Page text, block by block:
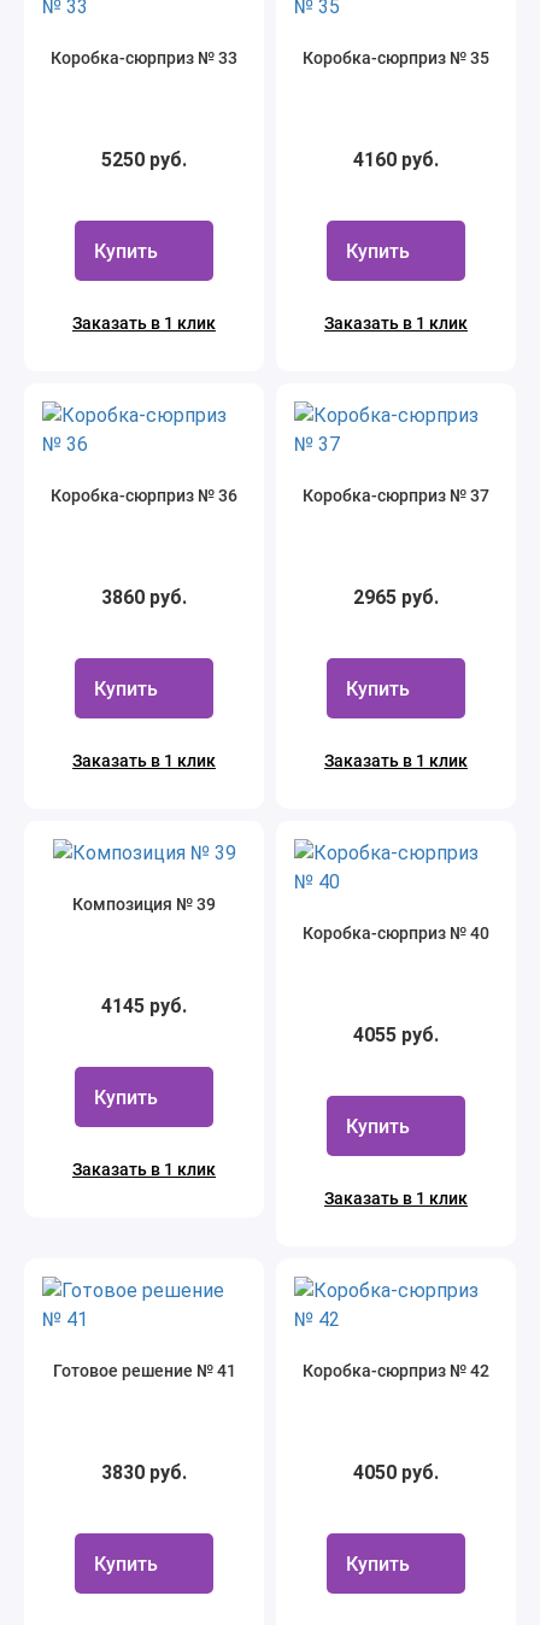
Коробка-сюрприз № 33
5250 руб.
Купить
Заказать в 1 клик
Коробка-сюрприз № 35
4160 руб.
Купить
Заказать в 1 клик
Коробка-сюрприз № 36
3860 руб.
Купить
Заказать в 1 клик
Коробка-сюрприз № 37
2965 руб.
Купить
Заказать в 1 клик
Композиция № 39
4145 руб.
Купить
Заказать в 1 клик
Коробка-сюрприз № 40
4055 руб.
Купить
Заказать в 1 клик
Готовое решение № 41
3830 руб.
Купить
Коробка-сюрприз № 42
4050 руб.
Купить